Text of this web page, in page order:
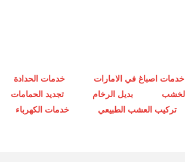
خدمات اصباغ في الامارات خدمات الحدادة
بديل الرخام تجديد الحمامات
تركيب العشب الطبيعي خدمات الكهرباء